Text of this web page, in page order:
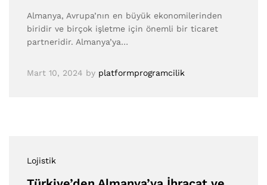
Almanya, Avrupa’nın en büyük ekonomilerinden
biridir ve birçok işletme için önemli bir ticaret
partneridir. Almanya’ya…
Mart 10, 2024 by platformprogramcilik
Lojistik